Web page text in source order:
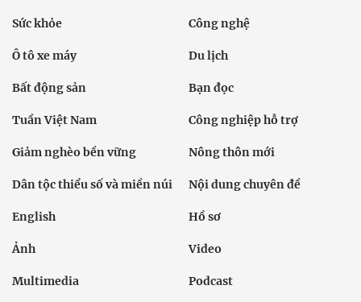
Sức khỏe Công nghệ
Ô tô xe máy Du lịch
Bất động sản Bạn đọc
Tuần Việt Nam Công nghiệp hỗ trợ
Giảm nghèo bền vững Nông thôn mới
Dân tộc thiểu số và miền núi Nội dung chuyên đề
English Hồ sơ
Ảnh Video
Multimedia Podcast